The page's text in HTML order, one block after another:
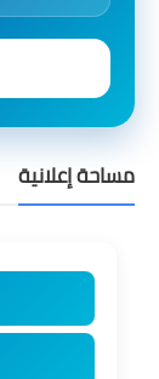
مساحة إعلانية